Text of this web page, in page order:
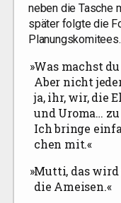
neben die Tasche
spä­ter folg­te die
Planungskomitees.
»Was machst
Aber nicht
ja, ihr, wir, die
und Uroma…
Ich brin­ge
chen mit.«
»Mut­ti, das wird
die Ameisen.«